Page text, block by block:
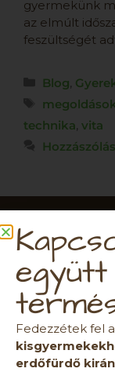
gyermekünk
az elmúlt
feszültségét
Blog
technika vita
Hozzászólás
Iratkozz
Fedezzétek fel
erdőfürdő